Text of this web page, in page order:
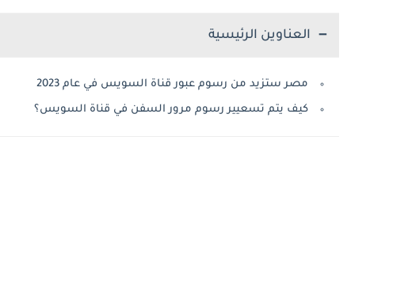
العناوين الرئيسية
مصر ستزيد من رسوم عبور قناة السويس في عام 2023
كيف يتم تسعيير رسوم مرور السفن في قناة السويس؟